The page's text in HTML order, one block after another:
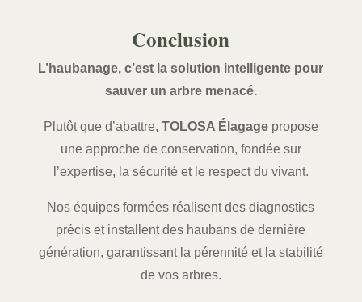
Conclusion
L’haubanage, c’est la solution intelligente pour
sauver un arbre menacé.
Plutôt que d’abattre, TOLOSA Élagagepropose
une approche de conservation, fondée sur
l’expertise, la sécurité et le respect du vivant.
Nos équipes formées réalisent des diagnostics
précis et installent des haubans de dernière
génération, garantissant la pérennité et la stabilité
de vos arbres.